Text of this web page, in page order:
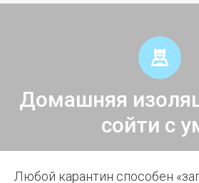
Домашняя
сойти с
Любой карантин способен